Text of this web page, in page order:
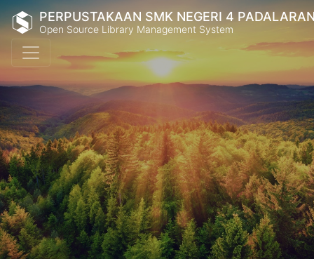
PERPUSTAKAAN SMK NEGERI 4
Open Source Library Management System